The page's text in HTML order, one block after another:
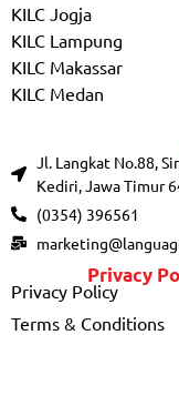
KILC Jogja
KILC Lampung
KILC Makassar
KILC Medan
Jl. Langkat No.88,
Kediri, Jawa Timur
(0354) 396561
Privacy
Privacy Policy
Terms & Conditions